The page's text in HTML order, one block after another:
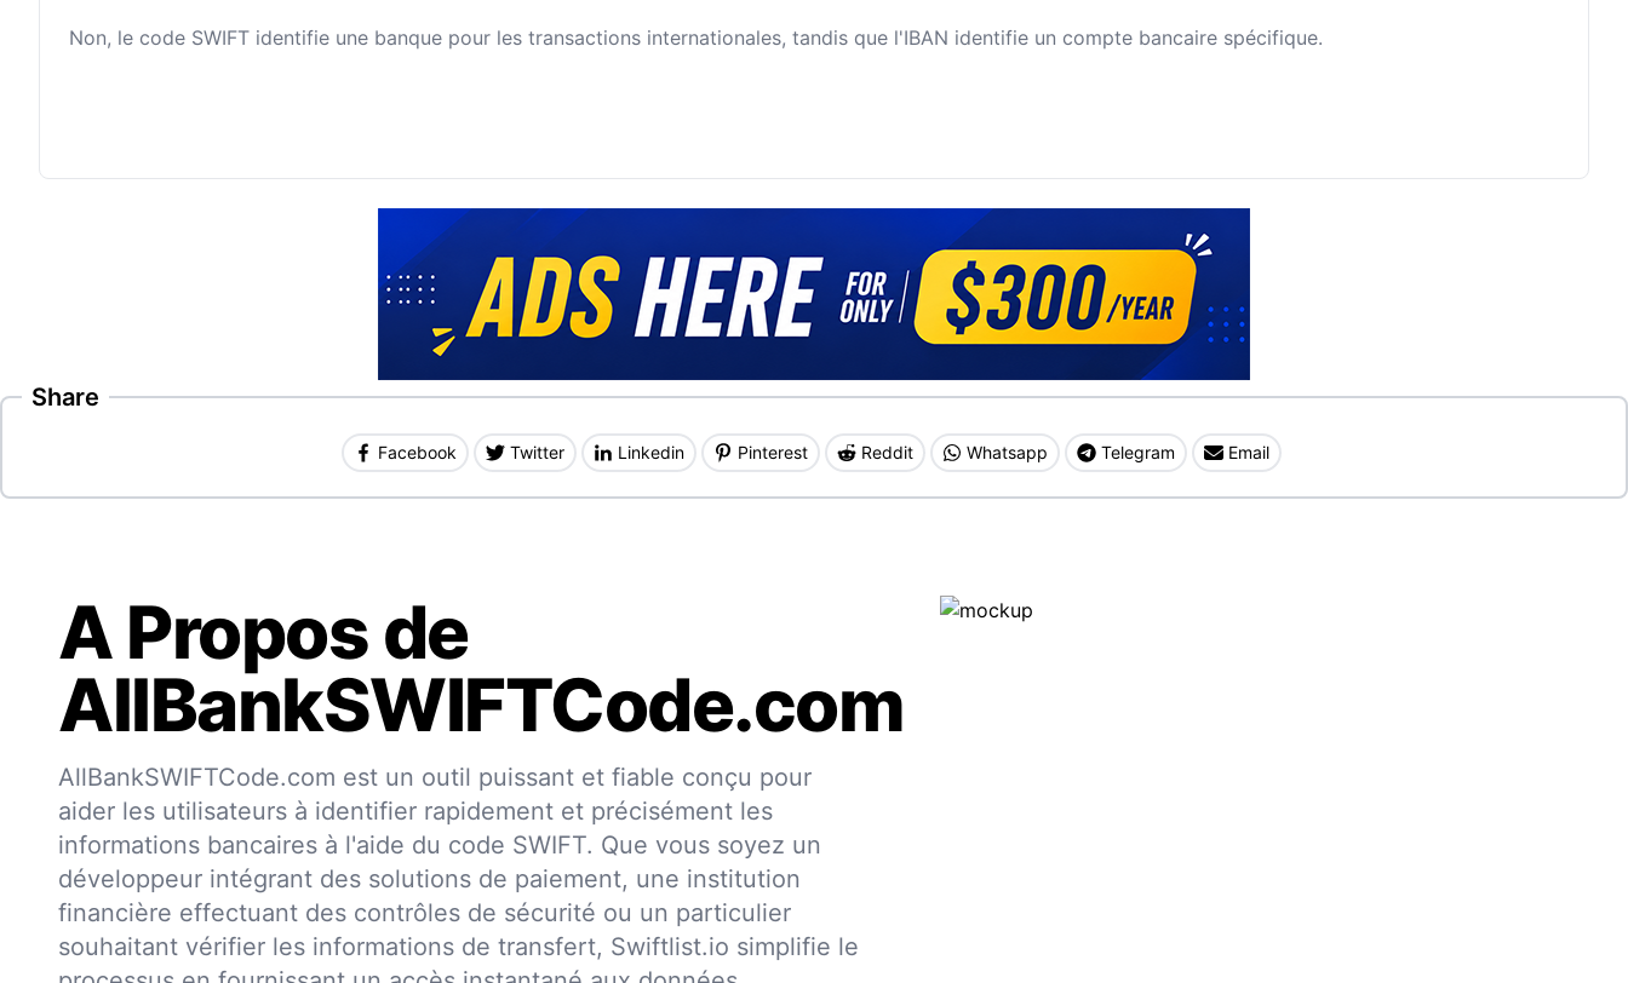
Non, le code SWIFT identifie une banque pour les transactions internationales, tandis que l'IBAN identifie un compte bancaire spécifique.
Share
Facebook Twitter Linkedin Pinterest Reddit Whatsapp Telegram Email
A Propos de
AllBankSWIFTCode.com
AllBankSWIFTCode.com est un outil puissant et fiable conçu pour
aider les utilisateurs à identifier rapidement et précisément les
informations bancaires à l'aide du code SWIFT. Que vous soyez un
développeur intégrant des solutions de paiement, une institution
financière effectuant des contrôles de sécurité ou un particulier
souhaitant vérifier les informations de transfert, Swiftlist.io simplifie le